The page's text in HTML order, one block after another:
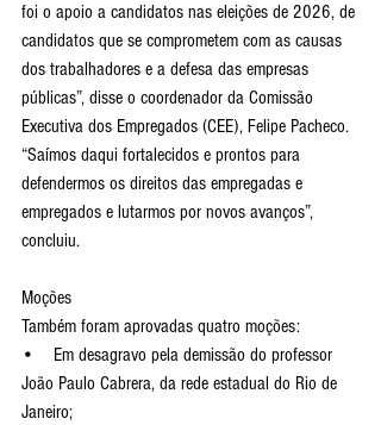
foi o apoio a candidatos nas eleições de 2026, de
candidatos que se comprometem com as causas
dos trabalhadores e a defesa das empresas
públicas”, disse o coordenador da Comissão
Executiva dos Empregados (CEE), Felipe Pacheco.
“Saímos daqui fortalecidos e prontos para
defendermos os direitos das empregadas e
empregados e lutarmos por novos avanços”,
concluiu.
Moções
Também foram aprovadas quatro moções:
•    Em desagravo pela demissão do professor
João Paulo Cabrera, da rede estadual do Rio de
Janeiro;